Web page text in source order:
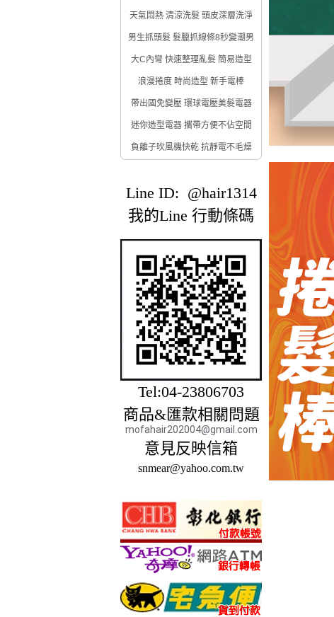
天氣悶熱 清涼洗髮 頭皮深層洗淨
男生抓頭髮 髮臘抓線條8秒變潮男
大C內彎 快速整理亂髮 簡易造型
浪漫捲度 時尚造型 新手電棒
帶出國免變壓 環球電壓美髮電器
迷你造型電器 攜帶方便不佔空間
負離子吹風機快乾 抗靜電不毛燥
Line ID: @hair1314
我的Line 行動條碼
Tel:04-23806703
商品&匯款相關問題
mofahair202004@gmail.com
意見反映信箱
snmear@yahoo.com.tw